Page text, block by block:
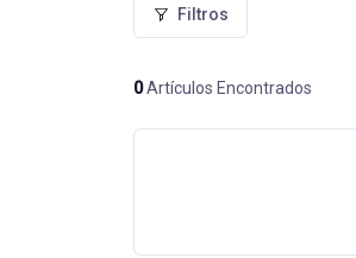
Filtros
0Artículos Encontrados